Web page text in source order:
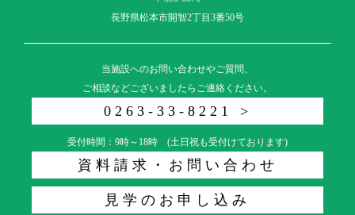
長野県松本市開智2丁目3番50号
当施設へのお問い合わせやご質問、
ご相談などございましたらご連絡ください。
0263-33-8221 >
受付時間：9時～18時 (土日祝も受付けております)
資料請求・お問い合わせ
見学のお申し込み